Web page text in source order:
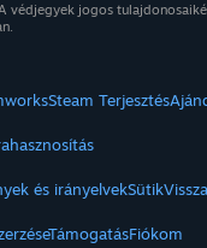
jogos
Steam Terjesztés
és irányelvekSütik
TámogatásFiókom